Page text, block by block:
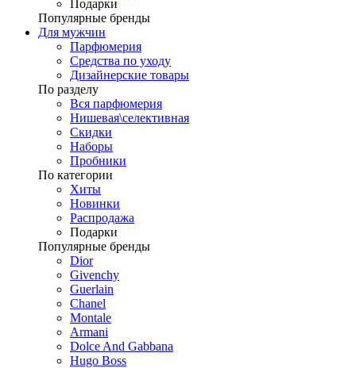
Подарки
Популярные бренды
Для мужчин
Парфюмерия
Средства по уходу
Дизайнерские товары
По разделу
Вся парфюмерия
Нишевая\селективная
Скидки
Наборы
Пробники
По категории
Хиты
Новинки
Распродажа
Подарки
Популярные бренды
Dior
Givenchy
Guerlain
Chanel
Montale
Armani
Dolce And Gabbana
Hugo Boss